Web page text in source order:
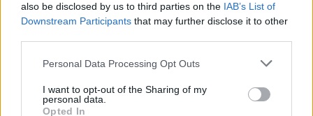
also be disclosed by us to third parties on the IAB’s List of
Downstream Participants that may further disclose it to other
Please note that this website/app uses one or more Google
not limited to your visit or usage behaviour. You may click to
grant or deny consent to Google and its third-party tags to
Personal Data Processing Opt Outs
I want to opt-out of the Sharing of my
personal data.
Opted In
Con 54-75 al finalizar el tercer cuarto, los pitos volvieron a
local y el partido terminó con la misma dinámica pero
novedad en las gradas. Los Dracs hicieron huelga y no
animaron en todo el último cuarto en señal de protesta, sin